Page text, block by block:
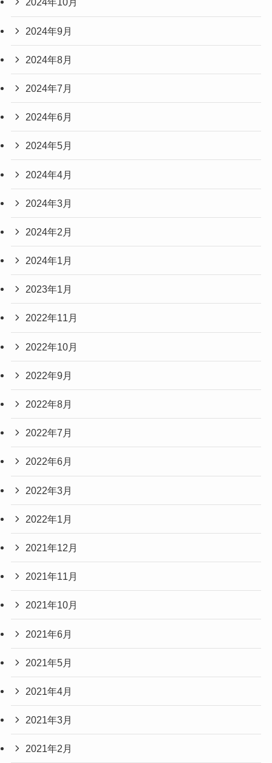
2024年9月
2024年8月
2024年7月
2024年6月
2024年5月
2024年4月
2024年3月
2024年2月
2024年1月
2023年1月
2022年11月
2022年10月
2022年9月
2022年8月
2022年7月
2022年6月
2022年3月
2022年1月
2021年12月
2021年11月
2021年10月
2021年6月
2021年5月
2021年4月
2021年3月
2021年2月